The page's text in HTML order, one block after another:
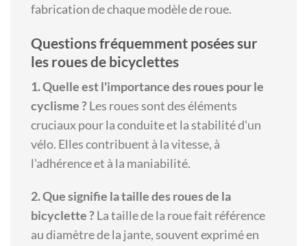
fabrication de chaque modèle de roue.
Questions fréquemment posées sur
les roues de bicyclettes
1. Quelle est l'importance des roues pour le
cyclisme ? Les roues sont des éléments
cruciaux pour la conduite et la stabilité d'un
vélo. Elles contribuent à la vitesse, à
l'adhérence et à la maniabilité.
2. Que signifie la taille des roues de la
bicyclette ? La taille de la roue fait référence
au diamètre de la jante, souvent exprimé en